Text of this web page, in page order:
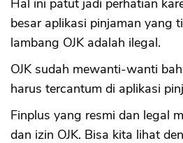
Hal ini patut jadi perhatian
besar aplikasi pinjaman yang
lambang OJK adalah ilegal.
OJK sudah mewanti-wanti
harus tercantum di aplikasi
Finplus yang resmi dan legal
dan izin OJK. Bisa kita lihat